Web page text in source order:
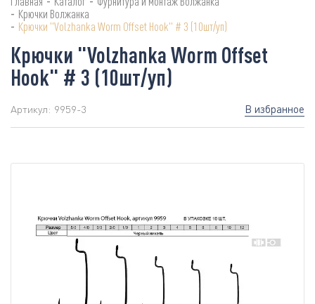
- Крючки Волжанка
- Крючки "Volzhanka Worm Offset Hook" # 3 (10шт/уп)
Крючки "Volzhanka Worm Offset
Hook" # 3 (10шт/уп)
Артикул: 9959-3 В избранное